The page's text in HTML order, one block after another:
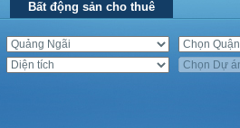
Bất động sản cho thuê